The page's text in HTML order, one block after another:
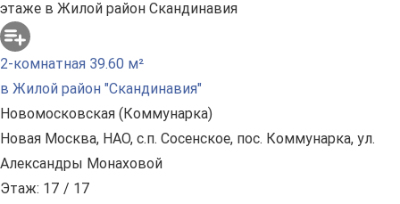
2-комнатная 39.60 м²
в Жилой район "Скандинавия"
Новомосковская (Коммунарка)
Новая Москва, НАО, с.п. Сосенское, пос. Коммунарка, ул.
Александры Монаховой
Этаж: 17 / 17